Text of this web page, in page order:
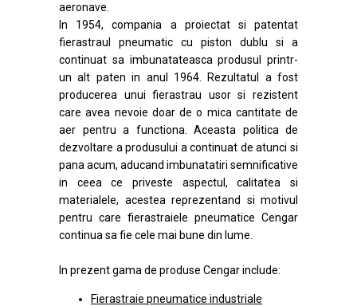
aeronave.
In 1954, compania a proiectat si patentat
fierastraul pneumatic cu piston dublu si a
continuat sa imbunatateasca produsul printr-
un alt paten in anul 1964. Rezultatul a fost
producerea unui fierastrau usor si rezistent
care avea nevoie doar de o mica cantitate de
aer pentru a functiona. Aceasta politica de
dezvoltare a produsului a continuat de atunci si
pana acum, aducand imbunatatiri semnificative
in ceea ce priveste aspectul, calitatea si
materialele, acestea reprezentand si motivul
pentru care fierastraiele pneumatice Cengar
continua sa fie cele mai bune din lume.
In prezent gama de produse Cengar include:
Fierastraie pneumatice industriale